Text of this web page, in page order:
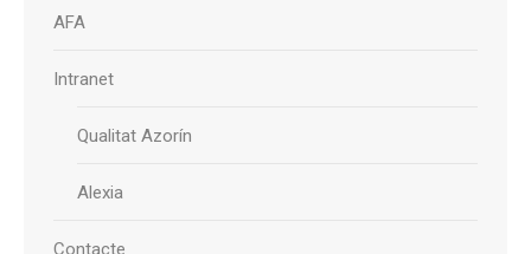
AFA
Intranet
Qualitat Azorín
Alexia
Contacte